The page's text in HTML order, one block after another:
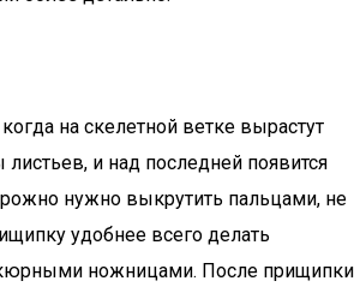
на скелетной ветке вырастут
и над последней появится
нужно выкрутить пальцами, не
удобнее всего делать
ножницами. После прищипки